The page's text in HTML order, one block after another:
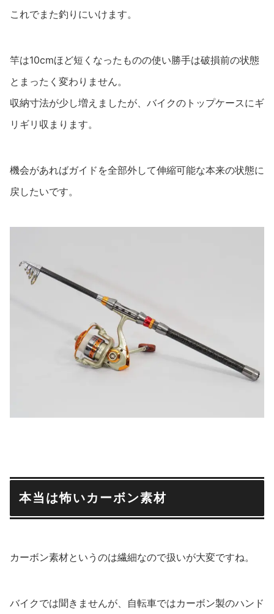
これでまた釣りにいけます。
竿は10cmほど短くなったものの使い勝手は破損前の状態
とまったく変わりません。
収納寸法が少し増えましたが、バイクのトップケースにギ
リギリ収まります。
機会があればガイドを全部外して伸縮可能な本来の状態に
戻したいです。
本当は怖いカーボン素材
カーボン素材というのは繊細なので扱いが大変ですね。
バイクでは聞きませんが、自転車ではカーボン製のハンド